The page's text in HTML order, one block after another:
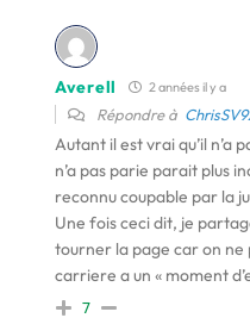
Averell 2 années il y a
Répondre à
Autant il est vrai qu’il n’a
n’a pas parie parait plus
reconnu coupable par la
Une fois ceci dit, je
tourner la page car on ne
carriere a un « moment
7